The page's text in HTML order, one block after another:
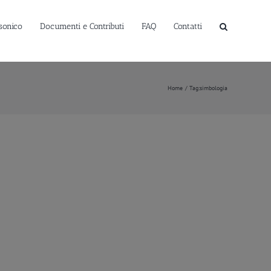
Documenti e Contributi FAQ Contatti
Home Tag:simbologia